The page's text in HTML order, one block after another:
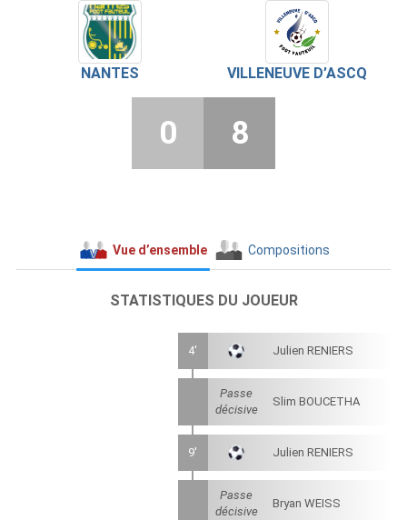
NANTES VILLENEUVE D’ASCQ
0 8
Vue d’ensemble Compositions
STATISTIQUES DU JOUEUR
4' Julien RENIERS
Passe
décisive
Slim BOUCETHA
9' Julien RENIERS
Passe
décisive
Bryan WEISS